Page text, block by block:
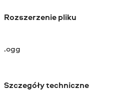
Rozszerzenie pliku
.ogg
Szczegóły techniczne